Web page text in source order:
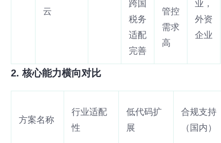
云
跨国
税务
适配
完善
管控
需求
高
业，
外资
企业
2. 核心能力横向对比
方案名称
行业适配
性
低代码扩
展
合规支持
（国内）